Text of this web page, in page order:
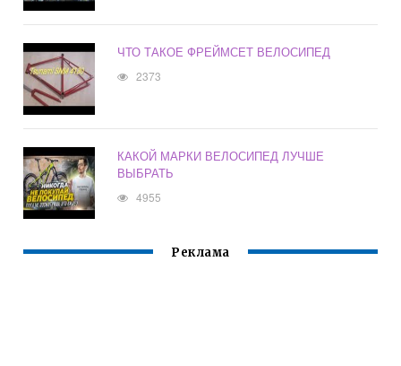
ЧТО ТАКОЕ ФРЕЙМСЕТ ВЕЛОСИПЕД
2373
КАКОЙ МАРКИ ВЕЛОСИПЕД ЛУЧШЕ
ВЫБРАТЬ
4955
Реклама